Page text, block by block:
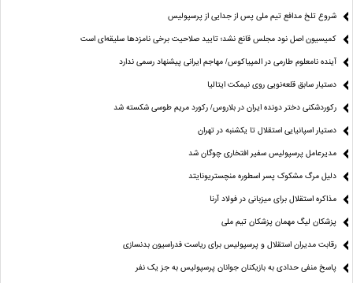
شروع تلخ مدافع تیم ملی پس از جدایی از پرسپولیس
کمیسیون اصل نود مجلس قانع نشد؛ تایید صلاحیت برخی نامزدها سلیقه‌ای است
آینده نامعلوم طارمی در المپیاکوس/ مهاجم ایرانی پیشنهاد رسمی ندارد
دستیار سابق قلعه‌نویی روی نیمکت ایتالیا
رکوردشکنی دختر دونده ایران در بلاروس/ رکورد مریم طوسی شکسته شد
دستیار اسپانیایی استقلال تا یکشنبه در تهران
مدیرعامل پرسپولیس سفیر افتخاری چوگان شد
دلیل مرگ مشکوک پسر اسطوره منچستریونایتد
مذاکره استقلال برای میزبانی در فولاد آرنا
پزشکان لیگ مهمان پزشکان تیم ملی
رقابت مدیران استقلال و پرسپولیس برای ریاست فدراسیون بدنسازی
پاسخ منفی حدادی به بازیکنان جوانان پرسپولیس به جز یک نفر